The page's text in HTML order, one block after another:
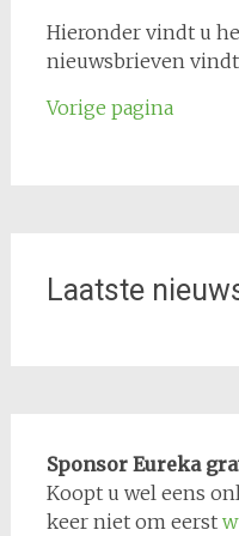
Hieronder vindt u
nieuwsbrieven
Vorige pagina
Laatste
Sponsor Eureka
Koopt u wel eens
keer niet om eerst